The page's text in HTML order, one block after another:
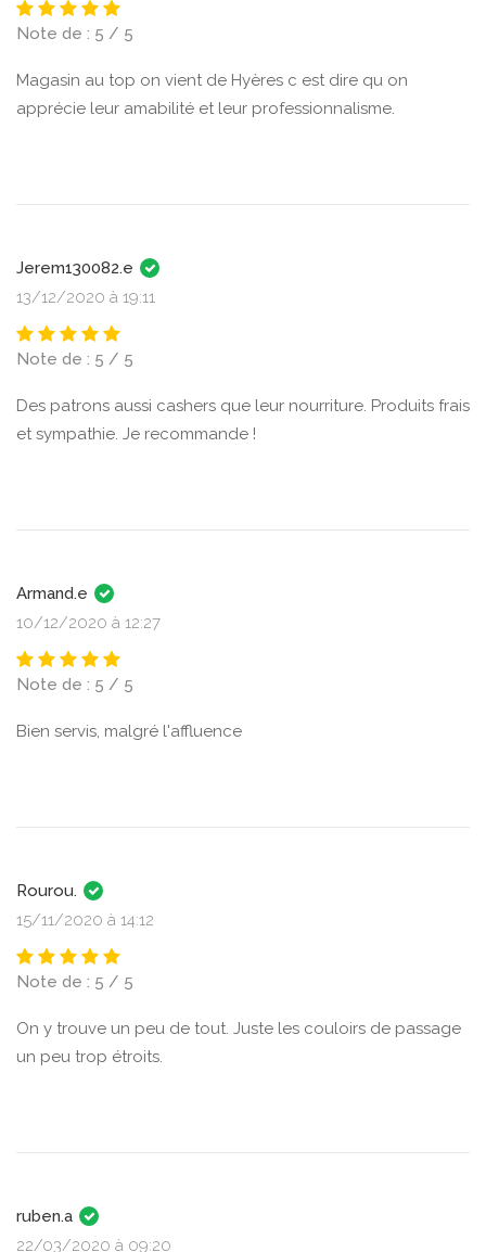
Note de : 5 / 5
Magasin au top on vient de Hyères c est dire qu on
apprécie leur amabilité et leur professionnalisme.
Jerem130082.e
13/12/2020 à 19:11
Note de : 5 / 5
Des patrons aussi cashers que leur nourriture. Produits frais
et sympathie. Je recommande !
Armand.e
10/12/2020 à 12:27
Note de : 5 / 5
Bien servis, malgré l'affluence
Rourou.
15/11/2020 à 14:12
Note de : 5 / 5
On y trouve un peu de tout. Juste les couloirs de passage
un peu trop étroits.
ruben.a
22/03/2020 à 09:20